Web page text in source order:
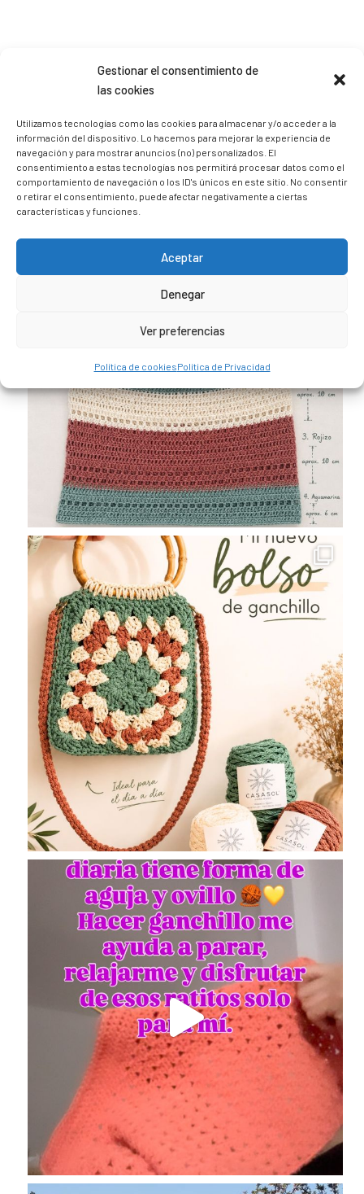
Gestionar el consentimiento de
las cookies
Utilizamos tecnologías como las cookies para almacenar y/o acceder a la
información del dispositivo. Lo hacemos para mejorar la experiencia de
navegación y para mostrar anuncios (no) personalizados. El
consentimiento a estas tecnologías nos permitirá procesar datos como el
comportamiento de navegación o los ID's únicos en este sitio. No consentir
o retirar el consentimiento, puede afectar negativamente a ciertas
características y funciones.
Aceptar
Denegar
Ver preferencias
Política de cookiesPolítica de Privacidad
Sígueme en Instagram
trizia_comopedroporsucasa
Freelance | Web | RRSS
Mi tienda de productos ECO
@lacatalina.shop
Alquila tu Autocaravana en
@caravana_go
Mi blog de viajes